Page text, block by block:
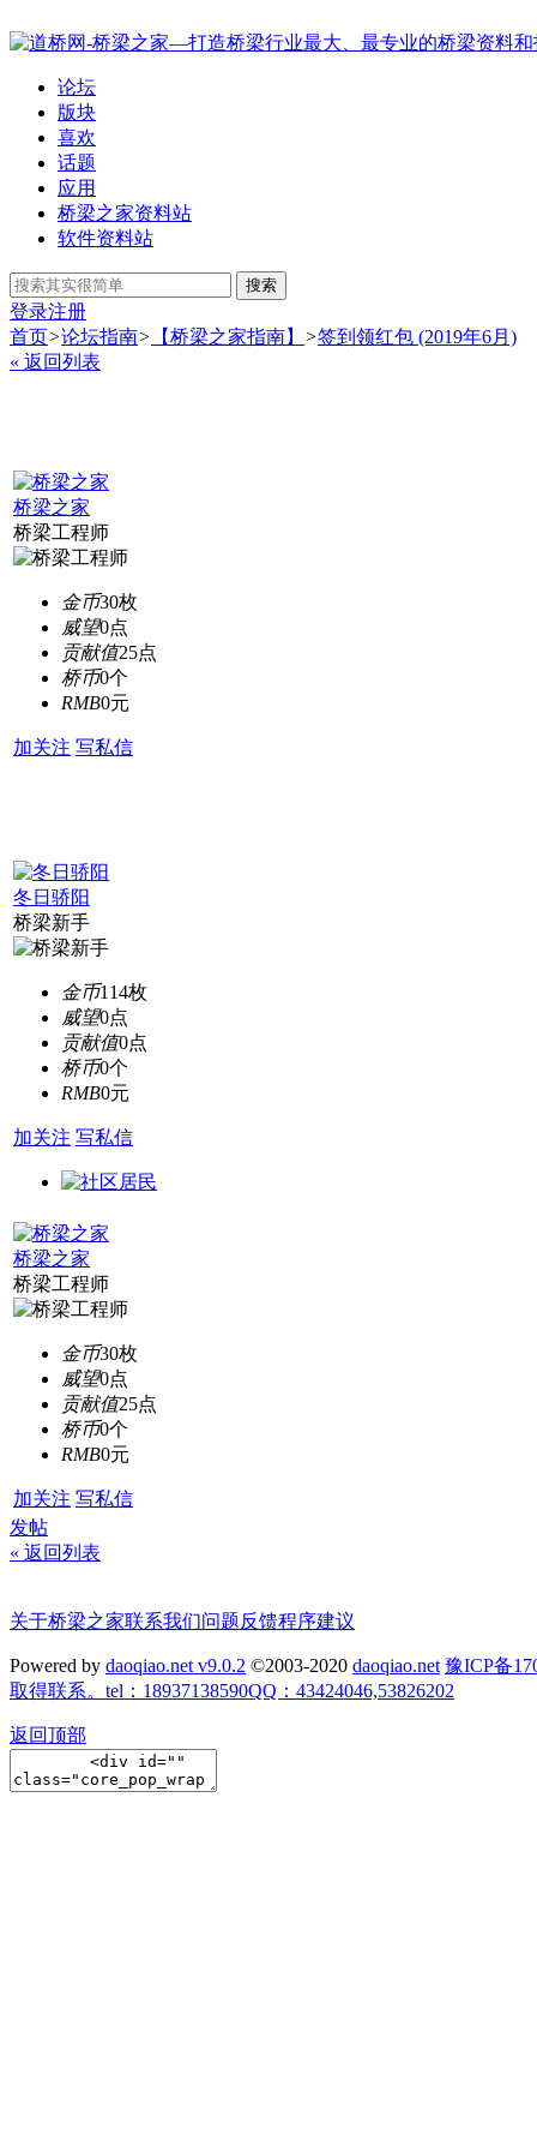
论坛
版块
喜欢
话题
应用
桥梁之家资料站
软件资料站
搜索
登录注册
首页>论坛指南> 【桥梁之家指南】 >签到领红包 (2019年6月)
« 返回列表
桥梁之家
桥梁工程师
金币30枚
威望0点
贡献值25点
桥币0个
RMB0元
加关注 写私信
冬日骄阳
桥梁新手
金币114枚
威望0点
贡献值0点
桥币0个
RMB0元
加关注 写私信
桥梁之家
桥梁工程师
金币30枚
威望0点
贡献值25点
桥币0个
RMB0元
加关注 写私信
发帖
« 返回列表
关于桥梁之家联系我们问题反馈程序建议
Powered by daoqiao.net v9.0.2 ©2003-2020 daoqiao.net 豫ICP备
取得联系。tel：18937138590QQ：43424046,53826202
返回顶部